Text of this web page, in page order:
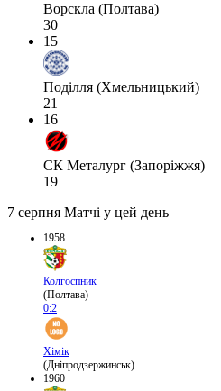
Ворскла (Полтава)
30
15
Поділля (Хмельницький)
21
16
СК Металург (Запоріжжя)
19
7 серпня Матчі у цей день
1958
Колгоспник
(Полтава)
0:2
Хімік
(Дніпродзержинськ)
1960